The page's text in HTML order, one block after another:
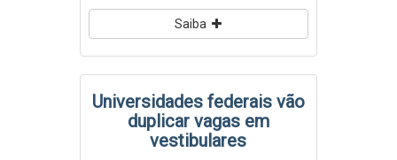
Saiba
Universidades federais vão
duplicar vagas em
vestibulares